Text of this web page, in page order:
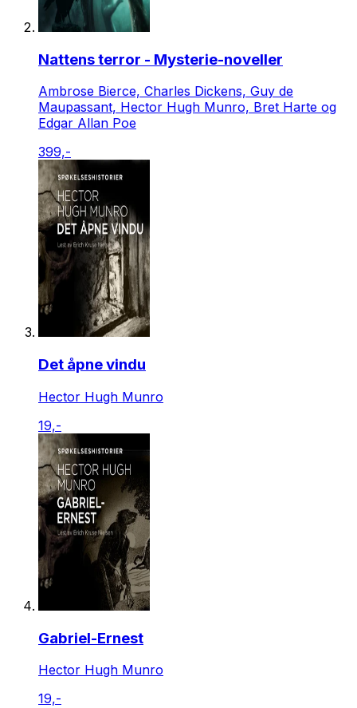
Nattens terror - Mysterie-noveller
Ambrose Bierce, Charles Dickens, Guy de
Maupassant, Hector Hugh Munro, Bret Harte og
Edgar Allan Poe
399,-
Det åpne vindu
Hector Hugh Munro
19,-
Gabriel-Ernest
Hector Hugh Munro
19,-